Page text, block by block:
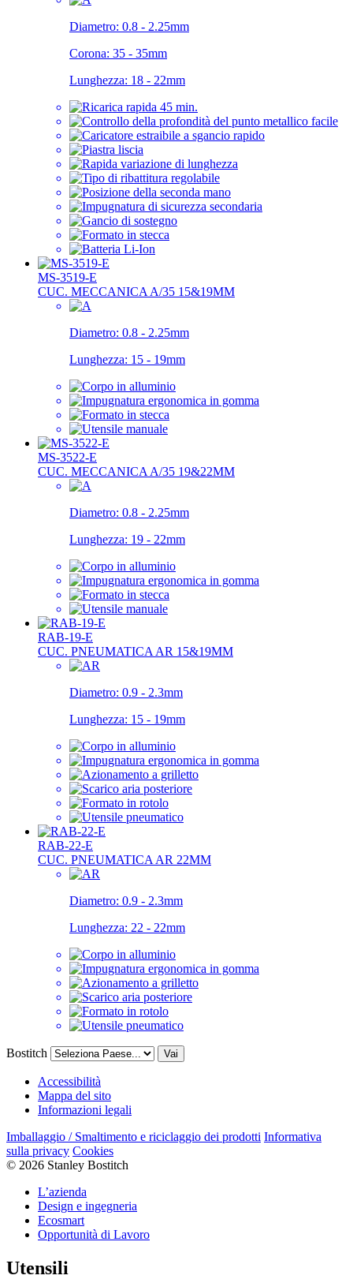
Diametro: 0.8 - 2.25mm
Corona: 35 - 35mm
Lunghezza: 18 - 22mm
MS-3519-E
CUC. MECCANICA A/35 15&19MM
Diametro: 0.8 - 2.25mm
Lunghezza: 15 - 19mm
MS-3522-E
CUC. MECCANICA A/35 19&22MM
Diametro: 0.8 - 2.25mm
Lunghezza: 19 - 22mm
RAB-19-E
CUC. PNEUMATICA AR 15&19MM
Diametro: 0.9 - 2.3mm
Lunghezza: 15 - 19mm
RAB-22-E
CUC. PNEUMATICA AR 22MM
Diametro: 0.9 - 2.3mm
Lunghezza: 22 - 22mm
Bostitch Vai
Accessibilità
Mappa del sito
Informazioni legali
Imballaggio / Smaltimento e riciclaggio dei prodotti Informativa
sulla privacy Cookies
© 2026 Stanley Bostitch
L’azienda
Design e ingegneria
Ecosmart
Opportunità di Lavoro
Utensili